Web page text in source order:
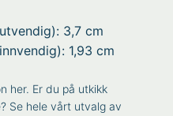
3,7 cm
1,93 cm
her. Er du på utkikk
Se hele vårt utvalg av